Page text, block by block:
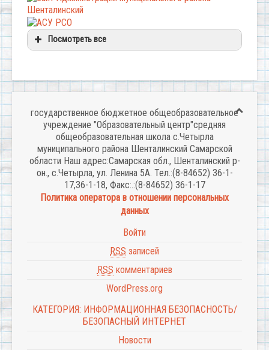
Посмотреть все
государственное бюджетное общеобразовательное
учреждение "Образовательный центр"средняя
общеобразовательная школа с.Четырла
муниципального района Шенталинский Самарской
области Наш адрес:Самарская обл., Шенталинский р-
он., с.Четырла, ул. Ленина 5А. Тел.:(8-84652) 36-1-
17,36-1-18, Факс:.:(8-84652) 36-1-17
Политика оператора в отношении персональных
данных
Войти
RSS записей
RSS комментариев
WordPress.org
КАТЕГОРИЯ: ИНФОРМАЦИОННАЯ БЕЗОПАСНОСТЬ/
БЕЗОПАСНЫЙ ИНТЕРНЕТ
Новости